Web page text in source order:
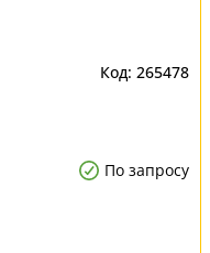
265478
По запросу